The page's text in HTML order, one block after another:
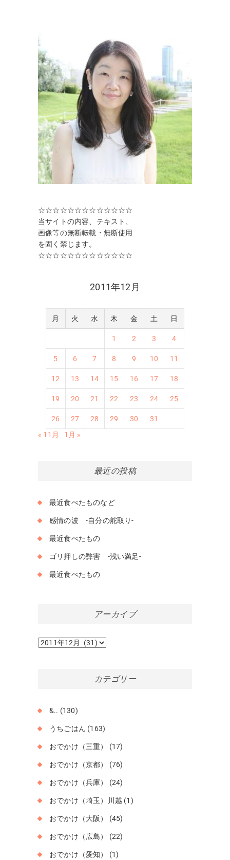
☆☆☆☆☆☆☆☆☆☆☆☆☆
当サイトの内容、テキスト、
画像等の無断転載・無断使用
を固く禁じます。
☆☆☆☆☆☆☆☆☆☆☆☆☆
2011年12月
月 火 水 木 金 土 日
1 2 3 4
5 6 7 8 9 10 11
12 13 14 15 16 17 18
19 20 21 22 23 24 25
26 27 28 29 30
31
« 11月
1月 »
最近の投稿
最近食べたものなど
感情の波 -自分の舵取り-
最近食べたもの
ゴリ押しの弊害 -浅い満足-
最近食べたもの
アーカイブ
ア
カテゴリー
&.. (130)
うちごはん (163)
おでかけ（三重） (17)
おでかけ（京都） (76)
おでかけ（兵庫） (24)
おでかけ（埼玉）川越 (1)
おでかけ（大阪） (45)
おでかけ（広島） (22)
おでかけ（愛知） (1)